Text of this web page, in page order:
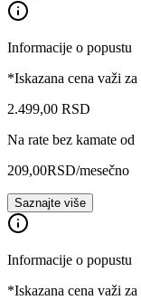
Informacije o popustu
*Iskazana cena važi
2.499,00 RSD
Na rate bez kamate od
209,00RSD/mesečno
Saznajte više
Informacije o popustu
*Iskazana cena važi